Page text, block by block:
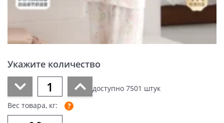
Укажите количество
доступно 7501 штук
Вес товара, кг: